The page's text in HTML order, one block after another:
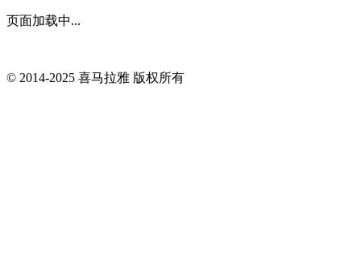
页面加载中...
© 2014-2025 喜马拉雅 版权所有